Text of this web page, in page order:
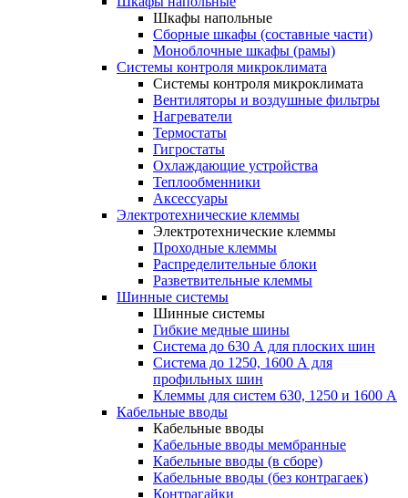
Шкафы напольные
Сборные шкафы (составные части)
Моноблочные шкафы (рамы)
Системы контроля микроклимата
Системы контроля микроклимата
Вентиляторы и воздушные фильтры
Нагреватели
Термостаты
Гигростаты
Охлаждающие устройства
Теплообменники
Аксессуары
Электротехнические клеммы
Электротехнические клеммы
Проходные клеммы
Распределительные блоки
Разветвительные клеммы
Шинные системы
Шинные системы
Гибкие медные шины
Система до 630 А для плоских шин
Система до 1250, 1600 А для
профильных шин
Клеммы для систем 630, 1250 и 1600 А
Кабельные вводы
Кабельные вводы
Кабельные вводы мембранные
Кабельные вводы (в сборе)
Кабельные вводы (без контрагаек)
Контрагайки